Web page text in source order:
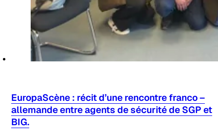
EuropaScène : récit d’une rencontre franco –
allemande entre agents de sécurité de SGP et
BIG.